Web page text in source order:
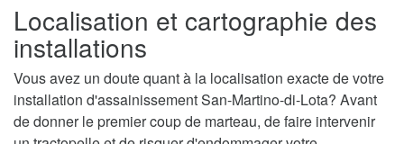
Localisation et cartographie des
installations
Vous avez un doute quant à la localisation exacte de votre
installation d'assainissement San-Martino-di-Lota? Avant
de donner le premier coup de marteau, de faire intervenir